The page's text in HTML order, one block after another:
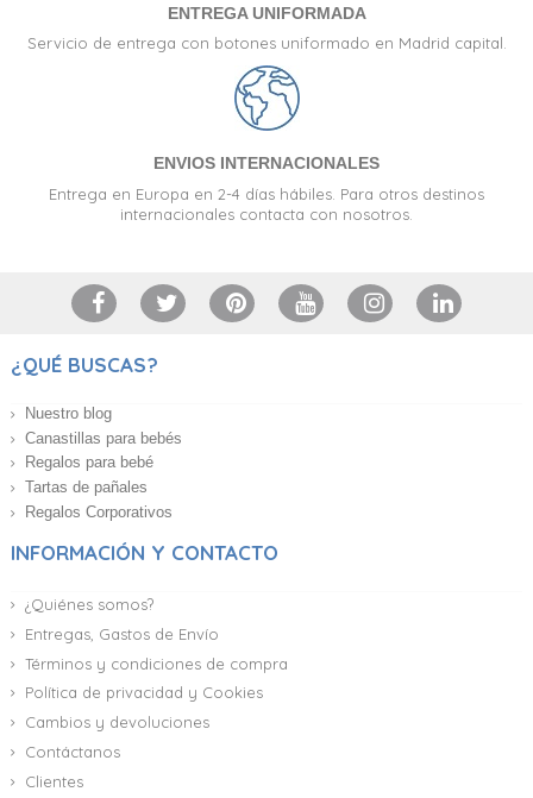
ENTREGA UNIFORMADA
Servicio de entrega con botones uniformado en Madrid capital.
ENVIOS INTERNACIONALES
Entrega en Europa en 2-4 días hábiles. Para otros destinos
internacionales contacta con nosotros.
¿QUÉ BUSCAS?
Nuestro blog
Canastillas para bebés
Regalos para bebé
Tartas de pañales
Regalos Corporativos
INFORMACIÓN Y CONTACTO
¿Quiénes somos?
Entregas, Gastos de Envío
Términos y condiciones de compra
Política de privacidad y Cookies
Cambios y devoluciones
Contáctanos
Clientes